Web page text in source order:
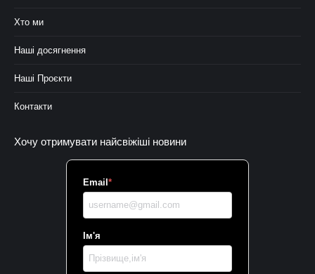
Хто ми
Наші досягнення
Наші Проєкти
Контакти
Хочу отримувати найсвіжіші новини
Email *
Ім'я